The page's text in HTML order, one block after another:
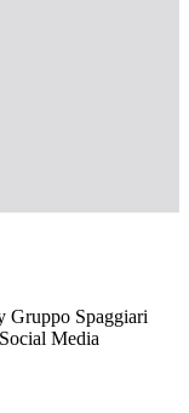
Gruppo Spaggiari
Media